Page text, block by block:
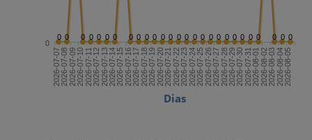
Dias
0 0 0 0 0 0 0 0 0 0 0 0 0 0 0 0 0 0 0 0 0 0 0 0 0 0 0
2026-07-072026-07-082026-07-092026-07-102026-07-112026-07-122026-07-132026-07-142026-07-152026-07-162026-07-172026-07-182026-07-192026-07-202026-07-212026-07-222026-07-232026-07-242026-07-252026-07-262026-07-272026-07-282026-07-292026-07-302026-07-312026-08-012026-08-022026-08-032026-08-042026-08-05
0